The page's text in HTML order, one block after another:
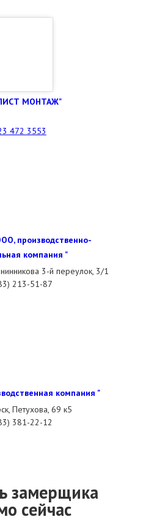
МОНТАЖ"
472 3553
производственно-
компания "
3-й переулок, 3/1
213-51-87
компания "
Петухова, 69 к5
381-22-12
замерщика
сейчас